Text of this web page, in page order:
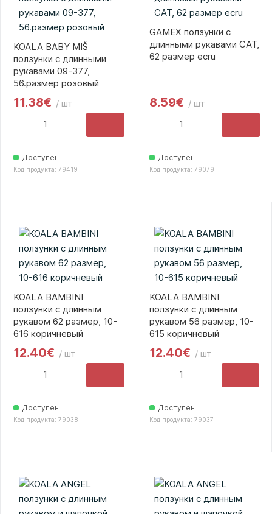
KOALA BABY MIŠ
ползунки с длинными
рукавами 09-377,
56.размер розовый
11.38€ / шт
Доступен
Код продукта: 79419
GAMEX ползунки с
длинными рукавами CAT,
62 размер ecru
8.59€ / шт
Доступен
Код продукта: 79079
KOALA BAMBINI
ползунки с длинным
рукавом 62 размер, 10-
616 коричневый
12.40€ / шт
Доступен
Код продукта: 79038
KOALA BAMBINI
ползунки с длинным
рукавом 56 размер, 10-
615 коричневый
12.40€ / шт
Доступен
Код продукта: 79037